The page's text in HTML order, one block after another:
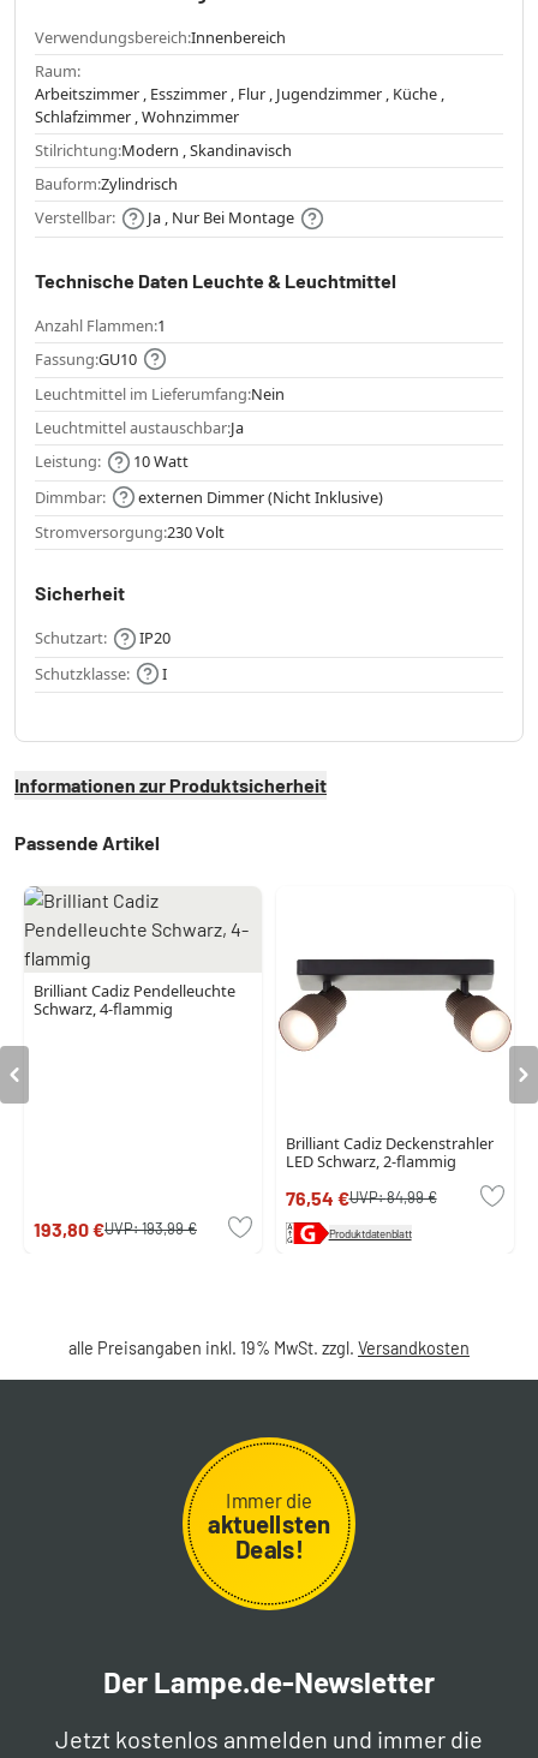
Verwendungsbereich:Innenbereich
Raum:
Arbeitszimmer , Esszimmer , Flur , Jugendzimmer , Küche ,
Schlafzimmer , Wohnzimmer
Stilrichtung:Modern , Skandinavisch
Bauform:Zylindrisch
Verstellbar:
Ja , Nur Bei Montage
Technische Daten Leuchte & Leuchtmittel
Anzahl Flammen:1
Fassung:GU10
Leuchtmittel im Lieferumfang:Nein
Leuchtmittel austauschbar:Ja
Leistung:
10 Watt
Dimmbar:
externen Dimmer (Nicht Inklusive)
Stromversorgung:230 Volt
Sicherheit
Schutzart:
IP20
Schutzklasse:
I
Informationen zur Produktsicherheit
Passende Artikel
Brilliant Cadiz Pendelleuchte
Schwarz, 4-flammig
193,80 €UVP:193,99 €
Brilliant Cadiz Deckenstrahler
LED Schwarz, 2-flammig
76,54 €UVP:84,99 €
Produktdatenblatt
alle Preisangaben inkl. 19% MwSt. zzgl. Versandkosten
Immer die
aktuellsten
Deals!
Der Lampe.de-Newsletter
Jetzt kostenlos anmelden und immer die